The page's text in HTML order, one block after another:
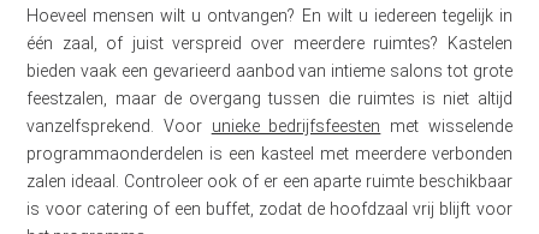
Hoeveel mensen wilt u ontvangen? En wilt u iedereen tegelijk in
één zaal, of juist verspreid over meerdere ruimtes? Kastelen
bieden vaak een gevarieerd aanbod van intieme salons tot grote
feestzalen, maar de overgang tussen die ruimtes is niet altijd
vanzelfsprekend. Voor unieke bedrijfsfeesten met wisselende
programmaonderdelen is een kasteel met meerdere verbonden
zalen ideaal. Controleer ook of er een aparte ruimte beschikbaar
is voor catering of een buffet, zodat de hoofdzaal vrij blijft voor